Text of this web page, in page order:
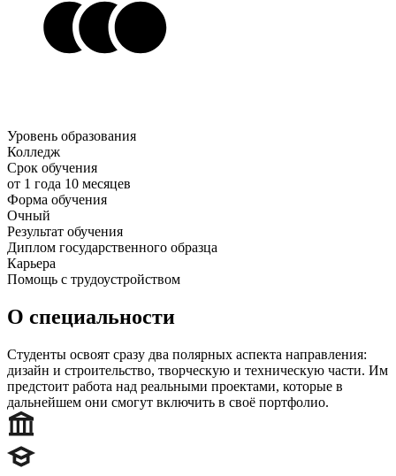
Уровень образования
Колледж
Срок обучения
от 1 года 10 месяцев
Форма обучения
Очный
Результат обучения
Диплом государственного образца
Карьера
Помощь с трудоустройством
О специальности
Студенты освоят сразу два полярных аспекта направления:
дизайн и строительство, творческую и техническую части. Им
предстоит работа над реальными проектами, которые в
дальнейшем они смогут включить в своё портфолио.